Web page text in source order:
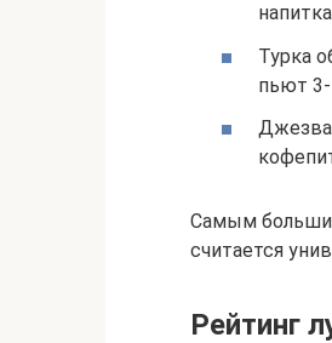
Турка
пьют
Джезва
Самым
считается
Рейтинг